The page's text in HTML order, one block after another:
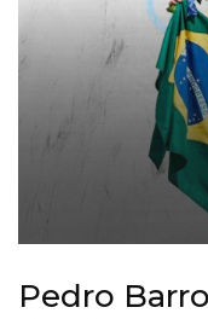
Pedro